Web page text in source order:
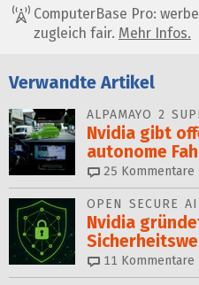
ComputerBase Pro:
zugleich fair. Mehr Infos.
Verwandte Artikel
ALPAMAYO 2
Nvidia gibt
autonome
25 Kommentare
OPEN SECURE
Nvidia
11 Kommentare